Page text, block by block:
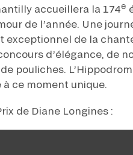
accueillera la 174e
de l’année. Une
de la
d’élégance, de
pouliches.
ce moment unique.
de Diane Longines :